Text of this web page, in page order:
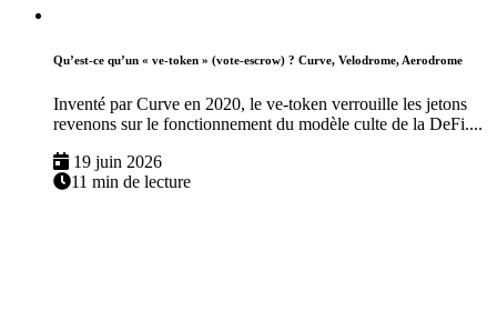
Qu’est-ce qu’un « ve-token » (vote-escrow) ? Curve, Velodrome, Aerodrome
Inventé par Curve en 2020, le ve-token verrouille les jetons
revenons sur le fonctionnement du modèle culte de la DeFi....
19 juin 2026
11 min de lecture